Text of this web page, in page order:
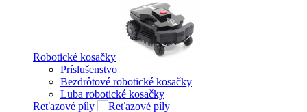
Robotické kosačky
Príslušenstvo
Bezdrôtové robotické kosačky
Luba robotické kosačky
Reťazové píly